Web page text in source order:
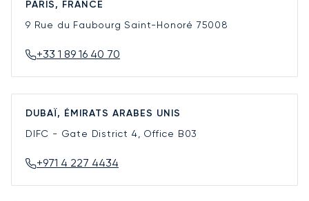
PARIS, FRANCE
9 Rue du Faubourg Saint-Honoré 75008
+33 1 89 16 40 70
DUBAÏ, ÉMIRATS ARABES UNIS
DIFC - Gate District 4, Office B03
+971 4 227 4434